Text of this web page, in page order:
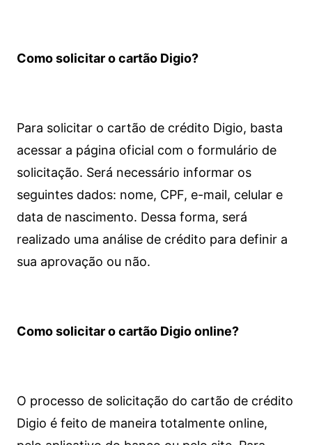
Como solicitar o cartão Digio?
Para solicitar o cartão de crédito Digio, basta
acessar a página oficial com o formulário de
solicitação. Será necessário informar os
seguintes dados: nome, CPF, e-mail, celular e
data de nascimento. Dessa forma, será
realizado uma análise de crédito para definir a
sua aprovação ou não.
Como solicitar o cartão Digio online?
O processo de solicitação do cartão de crédito
Digio é feito de maneira totalmente online,